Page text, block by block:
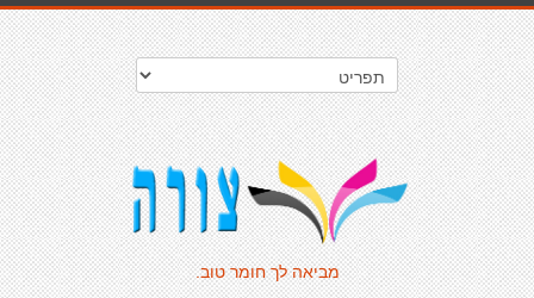
מביאה לך חומר טוב.